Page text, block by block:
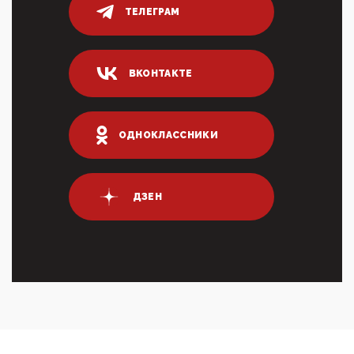
04:47, 10 Апреля 2026
ИНН для переводов по СБП это первый шаг из
логических двухЗаполнение ИНН при любых
переводах по ...
03:35, 10 Апреля 2026
крупных банках по итогам 2025 года превысило 63
млрд руб. ...
03:01, 10 Апреля 2026
что союзники просили Киев не наносить удары по
энергети...
01:54, 10 Апреля 2026
ТЕЛЕГРАМ
ВКОНТАКТЕ
ОДНОКЛАССНИКИ
ДЗЕН